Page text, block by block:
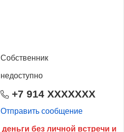
Собственник
недоступно
+7 914 XXXXXXX
Отправить сообщение